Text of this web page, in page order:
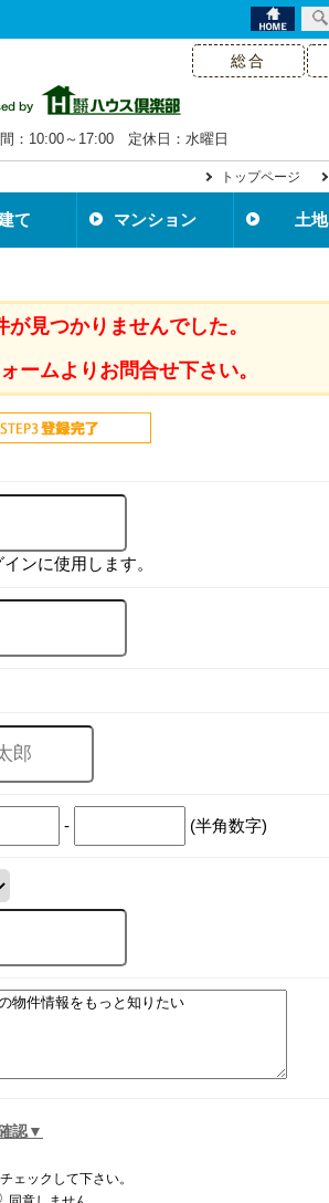
総合
：10:00～17:00 定休日：水曜日
トップページ
て マンション 土地
見つかりませんでした。
ームよりお問合せ下さい。
ンに使用します。
- (半角数字)
認▼
ェックして下さい。